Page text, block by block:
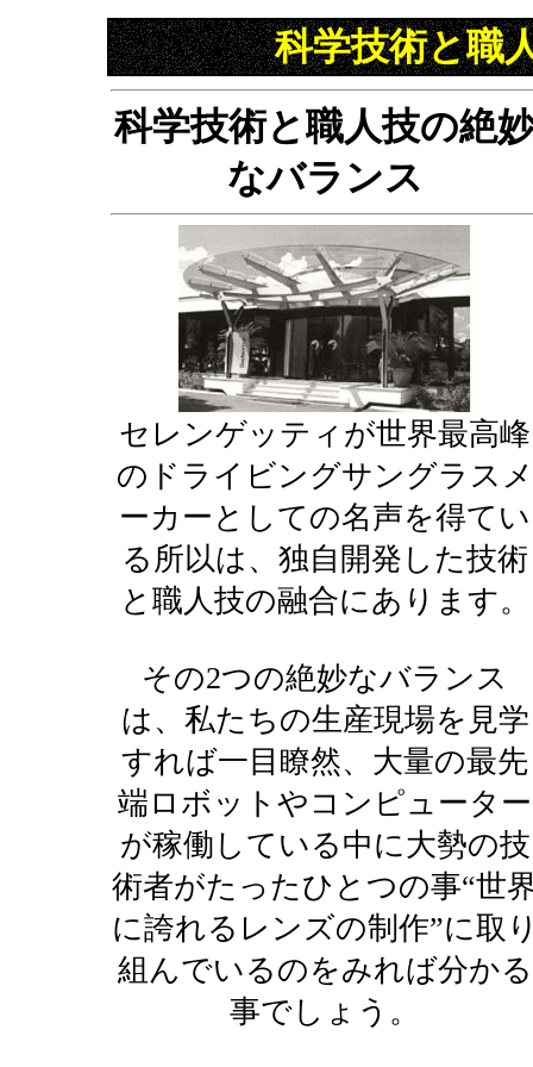
科学技術と職
科学技術と職人技の絶
なバランス
セレンゲッティが世界最高峰
のドライビングサングラスメ
ーカーとしての名声を得てい
る所以は、独自開発した技術
と職人技の融合にあります。
その2つの絶妙なバランス
は、私たちの生産現場を見学
すれば一目瞭然、大量の最先
端ロボットやコンピューター
が稼働している中に大勢の技
術者がたったひとつの事“世
に誇れるレンズの制作”に取
組んでいるのをみれば分かる
事でしょう。